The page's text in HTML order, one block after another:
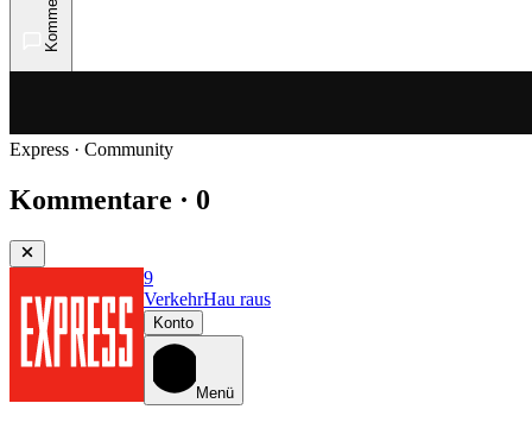
Express · Community
Kommentare · 0
9
VerkehrHau raus
Konto
Menü